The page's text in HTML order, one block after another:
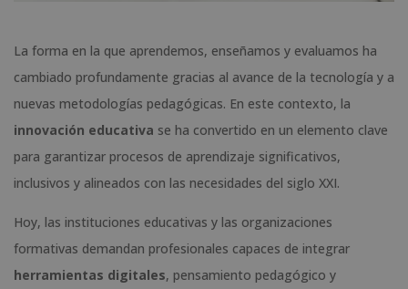
La forma en la que aprendemos, enseñamos y evaluamos ha
cambiado profundamente gracias al avance de la tecnología y a
nuevas metodologías pedagógicas. En este contexto, la
innovación educativa se ha convertido en un elemento clave
para garantizar procesos de aprendizaje significativos,
inclusivos y alineados con las necesidades del siglo XXI.
Hoy, las instituciones educativas y las organizaciones
formativas demandan profesionales capaces de integrar
herramientas digitales, pensamiento pedagógico y